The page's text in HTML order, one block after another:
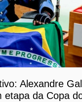
Alexandre
etapa da Copa